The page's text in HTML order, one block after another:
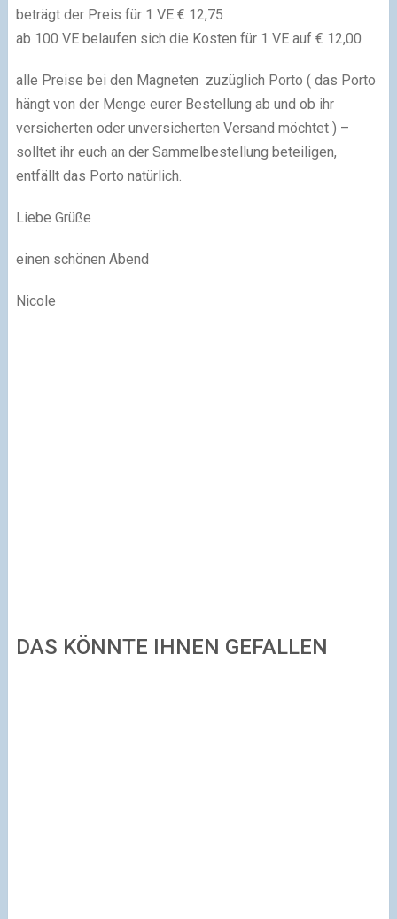
beträgt der Preis für 1 VE € 12,75
ab 100 VE belaufen sich die Kosten für 1 VE auf € 12,00
alle Preise bei den Magneten zuzüglich Porto ( das Porto
hängt von der Menge eurer Bestellung ab und ob ihr
versicherten oder unversicherten Versand möchtet ) –
solltet ihr euch an der Sammelbestellung beteiligen,
entfällt das Porto natürlich.
Liebe Grüße
einen schönen Abend
Nicole
DAS KÖNNTE IHNEN GEFALLEN